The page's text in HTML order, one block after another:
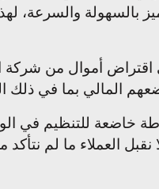
والسرعة،
اقتراض أموال من
المالي بما في ذلك
خاضعة للتنظيم
العملاء ما لم